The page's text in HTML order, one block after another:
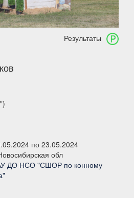
Результаты
по 23.05.2024
обл
ДО НСО "СШОР по конному